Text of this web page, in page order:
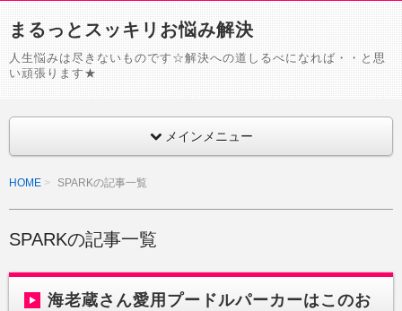
まるっとスッキリお悩み解決
人生悩みは尽きないものです☆解決への道しるべになれば・・と思
い頑張ります★
メインメニュー
HOME SPARKの記事一覧
SPARKの記事一覧
海老蔵さん愛用プードルパーカーはこのお